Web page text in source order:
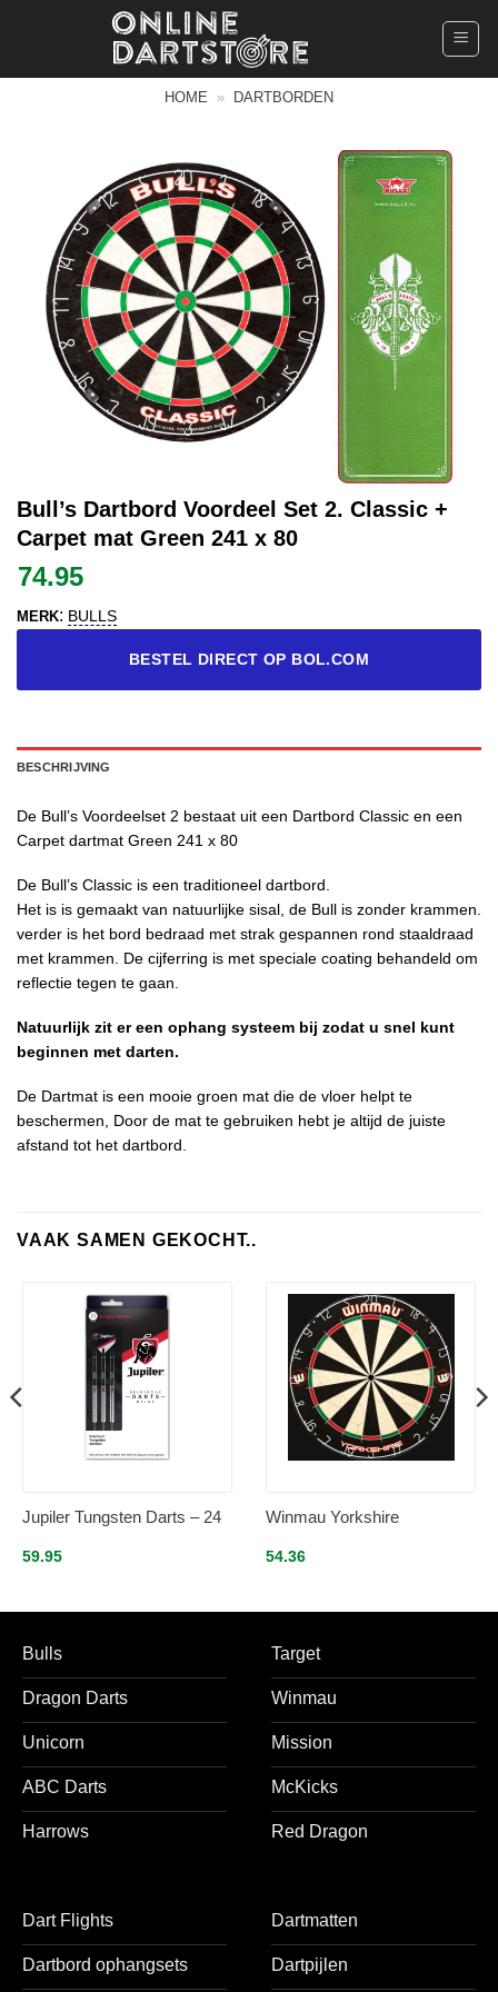
HOME » DARTBORDEN
Bull’s Dartbord Voordeel Set 2. Classic +
Carpet mat Green 241 x 80
74.95
MERK: BULLS
BESTEL DIRECT OP BOL.COM
BESCHRIJVING
De Bull’s Voordeelset 2 bestaat uit een Dartbord Classic en een
Carpet dartmat Green 241 x 80
De Bull’s Classic is een traditioneel dartbord.
Het is is gemaakt van natuurlijke sisal, de Bull is zonder krammen.
verder is het bord bedraad met strak gespannen rond staaldraad
met krammen. De cijferring is met speciale coating behandeld om
reflectie tegen te gaan.
Natuurlijk zit er een ophang systeem bij zodat u snel kunt
beginnen met darten.
De Dartmat is een mooie groen mat die de vloer helpt te
beschermen, Door de mat te gebruiken hebt je altijd de juiste
afstand tot het dartbord.
VAAK SAMEN GEKOCHT..
Jupiler Tungsten Darts – 24
59.95
Winmau Yorkshire
54.36
Bulls
Dragon Darts
Unicorn
ABC Darts
Harrows
Target
Winmau
Mission
McKicks
Red Dragon
Dart Flights
Dartbord ophangsets
Dartmatten
Dartpijlen